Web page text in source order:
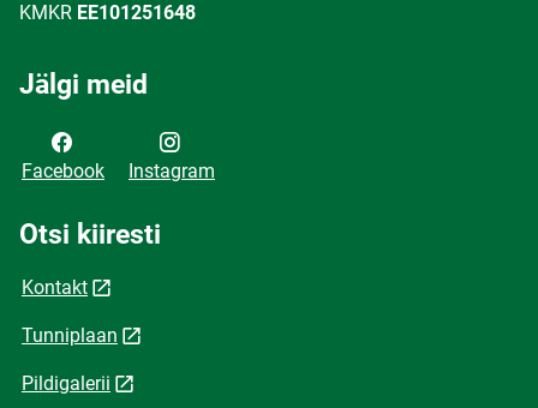
KMKR EE101251648
Jälgi meid
Facebook Instagram
Otsi kiiresti
Kontakt
Tunniplaan
Pildigalerii